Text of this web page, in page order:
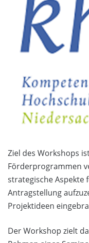
Ziel des Workshops
Förderprogrammen
strategische Aspekte
Antragstellung
Projektideen
Der Workshop zielt